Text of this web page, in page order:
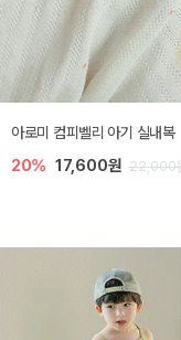
아로미 컴피벨리 아기 실내복
20% 17,600원 22,000